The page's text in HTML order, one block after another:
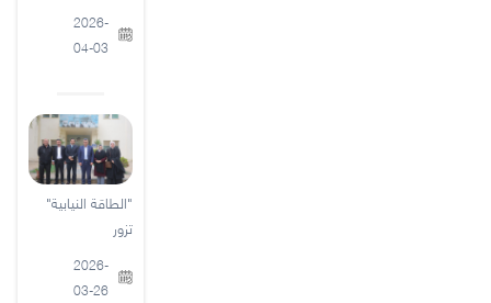
2026-
04-03
"الطاقة النيابية"
تزور
2026-
03-26